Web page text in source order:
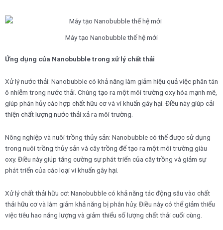
Máy tạo Nanobubble thế hệ mới
Ứng dụng của Nanobubble trong xử lý chất thải
Xử lý nước thải: Nanobubble có khả năng làm giảm hiệu quả việc phân tán
ô nhiễm trong nước thải. Chúng tạo ra một môi trường oxy hóa mạnh mẽ,
giúp phân hủy các hợp chất hữu cơ và vi khuẩn gây hại. Điều này giúp cải
thiện chất lượng nước thải xả ra môi trường.
Nông nghiệp và nuôi trồng thủy sản: Nanobubble có thể được sử dụng
trong nuôi trồng thủy sản và cây trồng để tạo ra một môi trường giàu
oxy. Điều này giúp tăng cường sự phát triển của cây trồng và giảm sự
phát triển của các loại vi khuẩn gây hại.
Xử lý chất thải hữu cơ: Nanobubble có khả năng tác động sâu vào chất
thải hữu cơ và làm giảm khả năng bị phân hủy. Điều này có thể giảm thiểu
việc tiêu hao năng lượng và giảm thiểu số lượng chất thải cuối cùng.